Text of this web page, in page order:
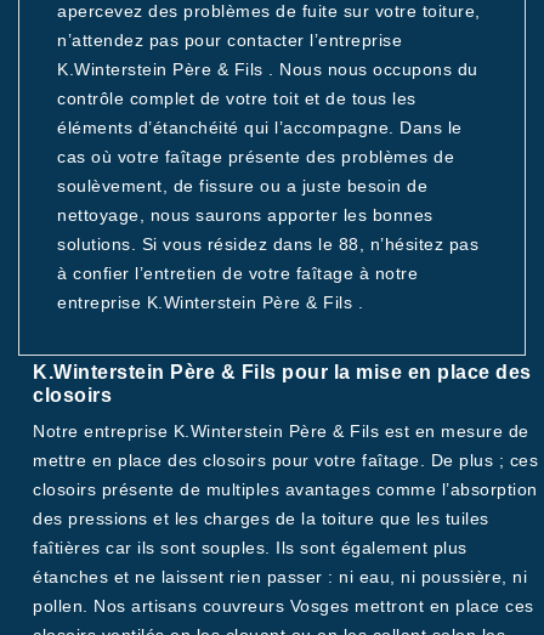
apercevez des problèmes de fuite sur votre toiture,
n’attendez pas pour contacter l’entreprise
K.Winterstein Père & Fils . Nous nous occupons du
contrôle complet de votre toit et de tous les
éléments d’étanchéité qui l’accompagne. Dans le
cas où votre faîtage présente des problèmes de
soulèvement, de fissure ou a juste besoin de
nettoyage, nous saurons apporter les bonnes
solutions. Si vous résidez dans le 88, n’hésitez pas
à confier l’entretien de votre faîtage à notre
entreprise K.Winterstein Père & Fils .
K.Winterstein Père & Fils pour la mise en place des
closoirs
Notre entreprise K.Winterstein Père & Fils est en mesure de
mettre en place des closoirs pour votre faîtage. De plus ; ces
closoirs présente de multiples avantages comme l’absorption
des pressions et les charges de la toiture que les tuiles
faîtières car ils sont souples. Ils sont également plus
étanches et ne laissent rien passer : ni eau, ni poussière, ni
pollen. Nos artisans couvreurs Vosges mettront en place ces